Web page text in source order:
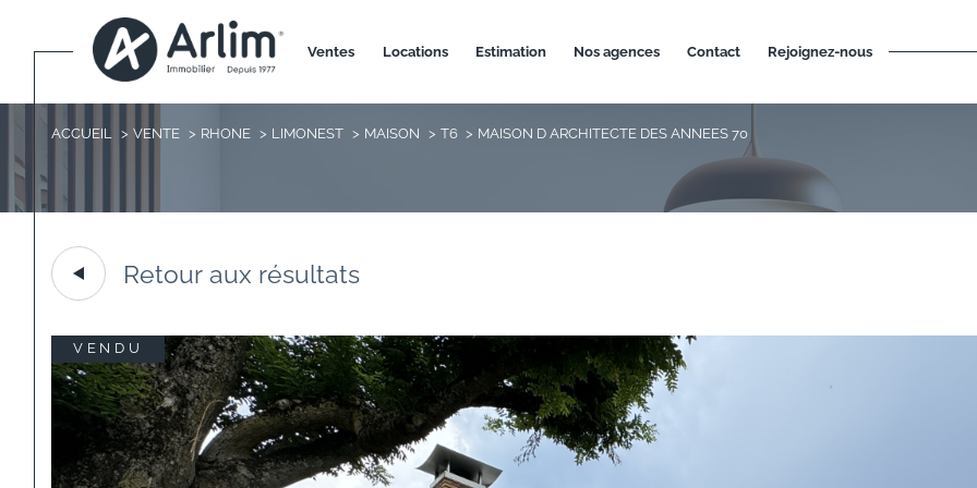
ventes locations estimation nos agences contact rejoignez-nous
ACCUEIL VENTE RHONE LIMONEST MAISON T6 MAISON D ARCHITECTE DES ANNEES 70
Retour aux résultats
VENDU